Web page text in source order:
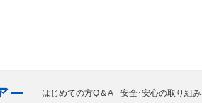
ー はじめての方Q＆A 安全･安心の取り組み